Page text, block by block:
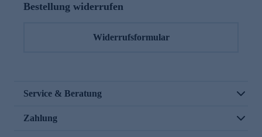
Bestellung widerrufen
Widerrufsformular
Service & Beratung
Zahlung